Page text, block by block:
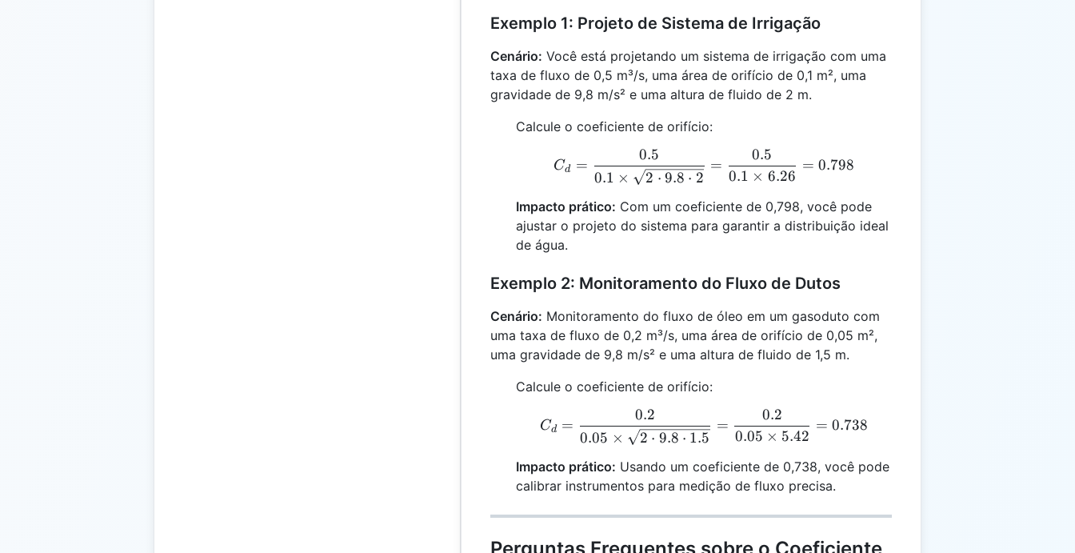
Exemplo 1: Projeto de Sistema de Irrigação
Cenário: Você está projetando um sistema de irrigação com uma
taxa de fluxo de 0,5 m³/s, uma área de orifício de 0,1 m², uma
gravidade de 9,8 m/s² e uma altura de fluido de 2 m.
Calcule o coeficiente de orifício:
C_d = \frac{0.5}{0.1 \times \sqrt{2 \cdot 9.8 \cdot
Cd =
0.1 × 2 ⋅ 9.8 ⋅ 2
0.5
=
0.1 × 6.26
0.5
= 0.798
Impacto prático: Com um coeficiente de 0,798, você pode
ajustar o projeto do sistema para garantir a distribuição ideal
de água.
Exemplo 2: Monitoramento do Fluxo de Dutos
Cenário: Monitoramento do fluxo de óleo em um gasoduto com
uma taxa de fluxo de 0,2 m³/s, uma área de orifício de 0,05 m²,
uma gravidade de 9,8 m/s² e uma altura de fluido de 1,5 m.
Calcule o coeficiente de orifício:
C_d = \frac{0.2}{0.05 \times \sqrt{2 \cdot 9.8 \cdot
Cd =
0.05 × 2 ⋅ 9.8 ⋅ 1.5
0.2
=
0.05 × 5.42
0.2
= 0.738
Impacto prático: Usando um coeficiente de 0,738, você pode
calibrar instrumentos para medição de fluxo precisa.